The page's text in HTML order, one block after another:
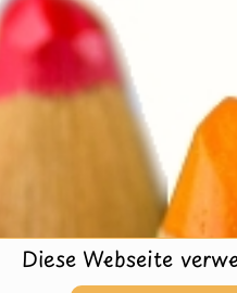
Diese Webseite